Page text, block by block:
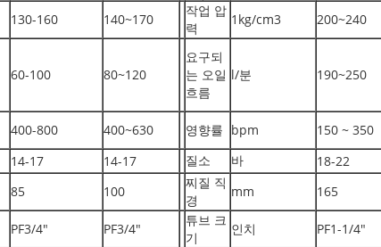
130-160 140~170
작업 압
력
1kg/cm3 200~240
60-100 80~120
요구되
는 오일
흐름
l/분 190~250
400-800 400~630 영향률 bpm 150 ~ 350
14-17 14-17 질소 바 18-22
85 100
찌질 직
경
mm 165
PF3/4" PF3/4"
튜브 크
기
인치 PF1-1/4"